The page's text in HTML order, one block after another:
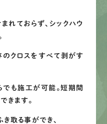
れておらず、シックハウ
のクロスをすべて剥がす
も施工が可能。短期間
きます。
取る事ができ、